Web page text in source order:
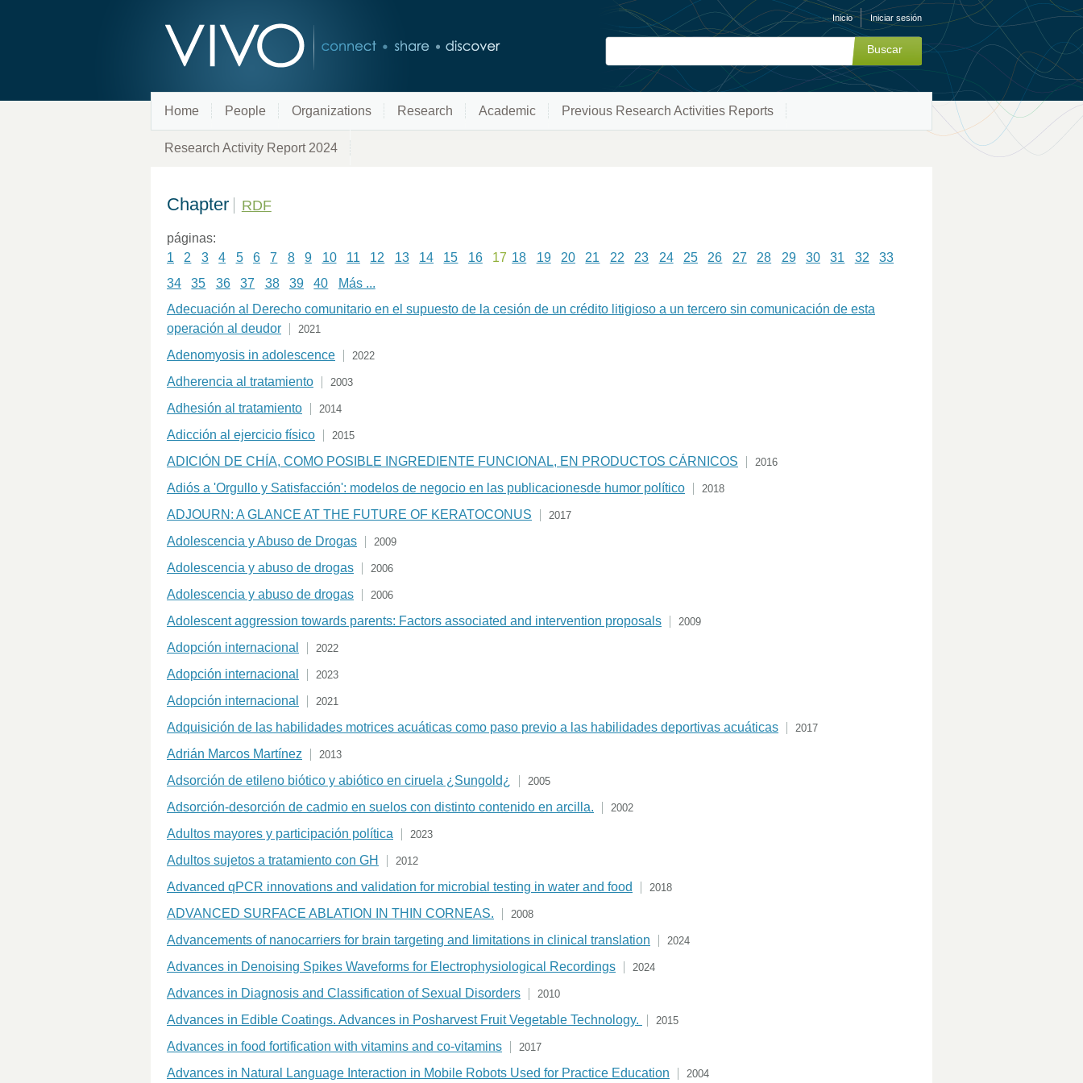
Inicio Iniciar sesión
Home People Organizations Research Academic Previous Research Activities Reports
Research Activity Report 2024
Chapter RDF
páginas:
1
2 3 4 5 6 7 8 9 10 11 12 13 14 15 16 17 18 19 20 21 22 23 24 25 26 27 28 29 30 31 32
33
34
35 36 37 38 39 40
Más ...
Adecuación al Derecho comunitario en el supuesto de la cesión de un crédito litigioso a un tercero sin comunicación de esta
operación al deudor
2021
Adenomyosis in adolescence 2022
Adherencia al tratamiento 2003
Adhesión al tratamiento 2014
Adicción al ejercicio físico 2015
ADICIÓN DE CHÍA, COMO POSIBLE INGREDIENTE FUNCIONAL, EN PRODUCTOS CÁRNICOS 2016
Adiós a 'Orgullo y Satisfacción': modelos de negocio en las publicacionesde humor político 2018
ADJOURN: A GLANCE AT THE FUTURE OF KERATOCONUS 2017
Adolescencia y Abuso de Drogas 2009
Adolescencia y abuso de drogas 2006
Adolescencia y abuso de drogas 2006
Adolescent aggression towards parents: Factors associated and intervention proposals 2009
Adopción internacional 2022
Adopción internacional 2023
Adopción internacional 2021
Adquisición de las habilidades motrices acuáticas como paso previo a las habilidades deportivas acuáticas 2017
Adrián Marcos Martínez 2013
Adsorción de etileno biótico y abiótico en ciruela ¿Sungold¿ 2005
Adsorción-desorción de cadmio en suelos con distinto contenido en arcilla. 2002
Adultos mayores y participación política 2023
Adultos sujetos a tratamiento con GH 2012
Advanced qPCR innovations and validation for microbial testing in water and food 2018
ADVANCED SURFACE ABLATION IN THIN CORNEAS. 2008
Advancements of nanocarriers for brain targeting and limitations in clinical translation 2024
Advances in Denoising Spikes Waveforms for Electrophysiological Recordings 2024
Advances in Diagnosis and Classification of Sexual Disorders 2010
Advances in Edible Coatings. Advances in Posharvest Fruit Vegetable Technology. 2015
Advances in food fortification with vitamins and co-vitamins 2017
Advances in Natural Language Interaction in Mobile Robots Used for Practice Education 2004